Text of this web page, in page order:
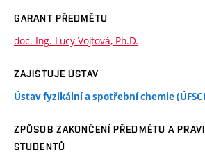
GARANT PŘEDMĚTU
doc. Ing. Lucy Vojtová, Ph.D.
ZAJIŠŤUJE ÚSTAV
Ústav fyzikální a spotřební chemie
ZPŮSOB ZAKONČENÍ PŘEDMĚTU A
STUDENTŮ